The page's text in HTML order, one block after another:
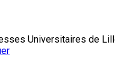
Universitaires de